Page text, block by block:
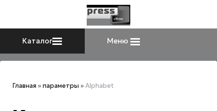
Каталог Меню
Главная »параметры »Alphabet